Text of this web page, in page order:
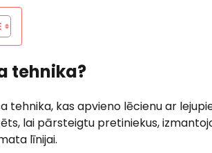
tehnika?
tehnika, kas apvieno lēcienu ar
lai pārsteigtu pretiniekus,
līnijai.